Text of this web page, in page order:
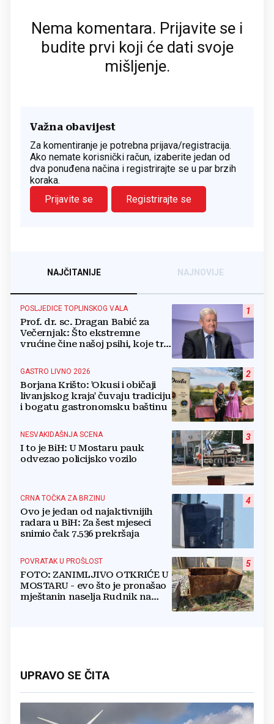
Nema komentara. Prijavite se i
budite prvi koji će dati svoje
mišljenje.
Važna obavijest
Za komentiranje je potrebna prijava/registracija.
Ako nemate korisnički račun, izaberite jedan od
dva ponuđena načina i registrirajte se u par brzih
koraka.
Prijavite se
Registrirajte se
NAJČITANIJE NAJNOVIJE
1
POSLJEDICE TOPLINSKOG VALA
Prof. dr. sc. Dragan Babić za
Večernjak: Što ekstremne
vrućine čine našoj psihi, koje tri
boriti...
2
GASTRO LIVNO 2026
Borjana Krišto: 'Okusi i običaji
livanjskog kraja' čuvaju tradiciju
i bogatu gastronomsku baštinu
3
NESVAKIDAŠNJA SCENA
I to je BiH: U Mostaru pauk
odvezao policijsko vozilo
4
CRNA TOČKA ZA BRZINU
Ovo je jedan od najaktivnijih
radara u BiH: Za šest mjeseci
snimio čak 7.536 prekršaja
5
POVRATAK U PROŠLOST
FOTO: ZANIMLJIVO OTKRIĆE U
MOSTARU - evo što je pronašao
mještanin naselja Rudnik na
UPRAVO SE ČITA